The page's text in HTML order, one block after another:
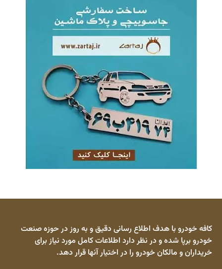
کافه خودرو با هدف اطلاع رسانی دقیق و به روز در حوزه صنعت
خودرو برپا شده و در نظر دارد اطلاعات کامل مورد نیاز برای
خریداران و مالکان خودرو را در اختیار آنها قرار دهد.